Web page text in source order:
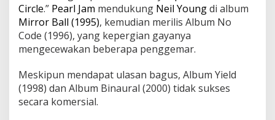
Circle.” Pearl Jam mendukung Neil Youngdi album
Mirror Ball (1995), kemudian merilis Album No
Code (1996), yang kepergian gayanya
mengecewakan beberapa penggemar.
Meskipun mendapat ulasan bagus, Album Yield
(1998) dan Album Binaural (2000) tidak sukses
secara komersial.